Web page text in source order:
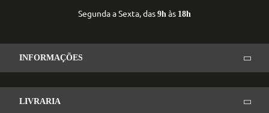
Segunda a Sexta, das 9h às 18h
INFORMAÇÕES
LIVRARIA